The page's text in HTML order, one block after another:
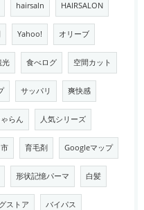
hairsaln HAIRSALON
Yahoo! オリーブ
光 食べログ 空間カット
サッパリ 爽快感
ゃらん 人気シリーズ
育毛剤 Googleマップ
形状記憶パーマ 白髪
ストア バイパス